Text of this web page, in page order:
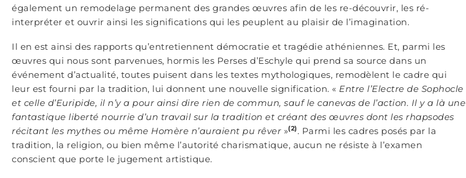
également un remodelage permanent des grandes œuvres afin de les re-découvrir, les ré-
interpréter et ouvrir ainsi les significations qui les peuplent au plaisir de l’imagination.
Il en est ainsi des rapports qu’entretiennent démocratie et tragédie athéniennes. Et, parmi les
œuvres qui nous sont parvenues, hormis les Perses d’Eschyle qui prend sa source dans un
événement d’actualité, toutes puisent dans les textes mythologiques, remodèlent le cadre qui
leur est fourni par la tradition, lui donnent une nouvelle signification. « Entre l’Electre de Sophocle
et celle d’Euripide, il n’y a pour ainsi dire rien de commun, sauf le canevas de l’action. Il y a là une
fantastique liberté nourrie d’un travail sur la tradition et créant des œuvres dont les rhapsodes
récitant les mythes ou même Homère n’auraient pu rêver»(2) . Parmi les cadres posés par la
tradition, la religion, ou bien même l’autorité charismatique, aucun ne résiste à l’examen
conscient que porte le jugement artistique.